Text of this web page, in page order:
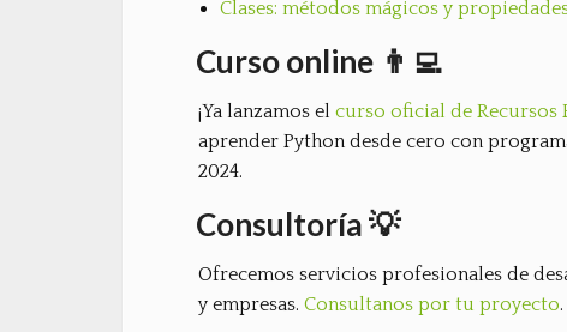
Clases: métodos mágicos y
Curso online 👨‍💻
¡Ya lanzamos el curso oficial de Recursos
aprender Python desde cero con
2024.
Consultoría 💡
Ofrecemos servicios profesionales de
y empresas. Consultanos por tu proyecto.